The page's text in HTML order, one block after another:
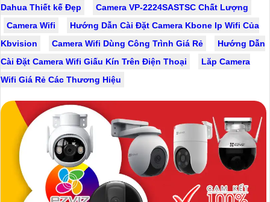
Dahua Thiết kế Đẹp
Camera VP-2224SASTSC Chất Lượng
Camera Wifi
Hướng Dẫn Cài Đặt Camera Kbone Ip Wifi Của
Kbvision
Camera Wifi Dùng Công Trình Giá Rẻ
Hướng Dẫn
Cài Đặt Camera Wifi Giấu Kín Trên Điện Thoại
Lăp Camera
Wifi Giá Rẻ Các Thương Hiệu